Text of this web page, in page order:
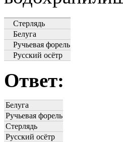
Стерлядь
Белуга
Ручьевая форель
Русский осётр
Ответ:
Белуга
Ручьевая форель
Стерлядь
Русский осётр